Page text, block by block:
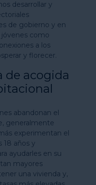
desarrollar y
de gobierno y en
jóvenes como
a los
y florecer.
de acogida
abandonan el
generalmente
experimentan el
18 años y
ayudarles en su
mayores
una vivienda y,